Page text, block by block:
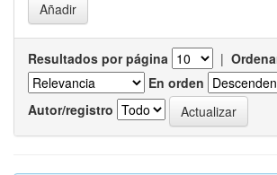
Resultados por página |
En orden
Autor/registro